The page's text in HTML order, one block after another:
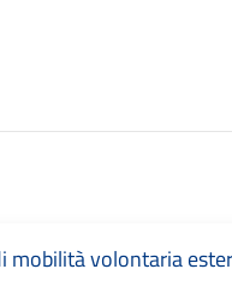
mobilità volontaria